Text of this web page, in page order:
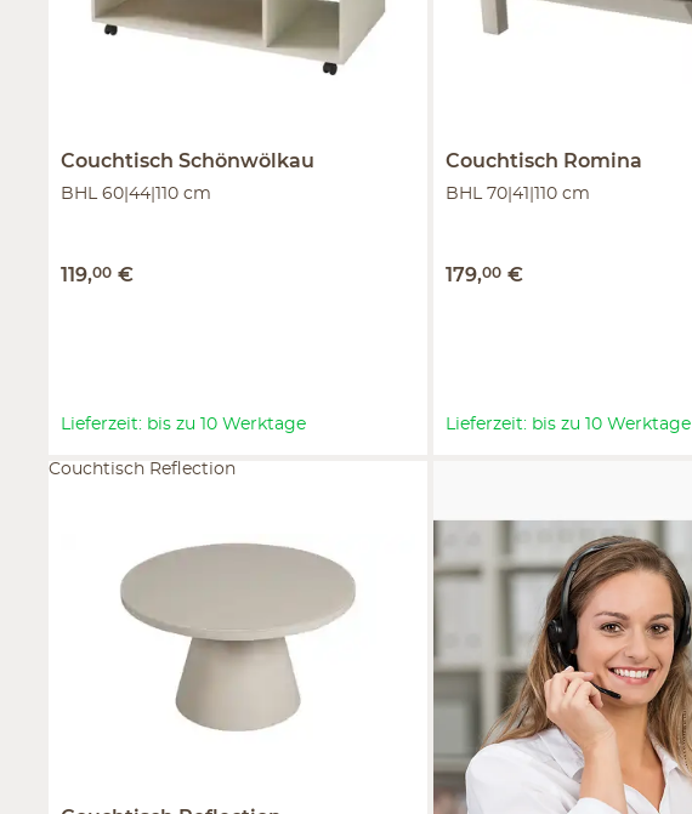
CouchtischSchönwölkau
BHL 60|44|110 cm
119,00 €
Lieferzeit: bis zu 10 Werktage
Couchtisch Romina
BHL 70|41|110 cm
179,00 €
Lieferzeit: bis zu 10 Werktage
Couchtisch Reflection